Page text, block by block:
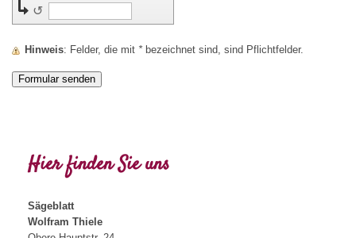
↺
Hinweis : Felder, die mit *bezeichnet sind, sind Pflichtfelder.
Hier finden Sie uns
Sägeblatt
Wolfram Thiele